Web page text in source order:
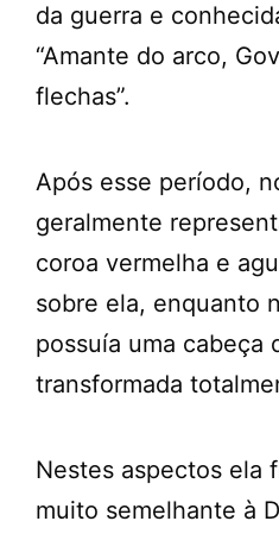
da guerra e
“Amante do arco,
flechas”.
Após esse período,
geralmente
coroa vermelha e
sobre ela, enquanto
possuía uma cabeça
transformada
Nestes aspectos ela
muito semelhante à